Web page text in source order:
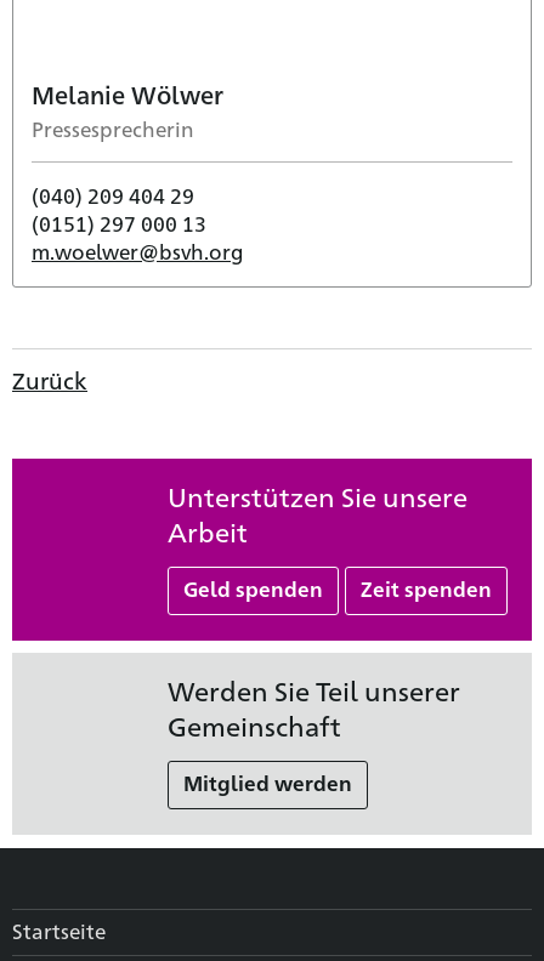
Melanie Wölwer
Pressesprecherin
(040) 209 404 29
(0151) 297 000 13
m.woelwer@bsvh.org
Zurück
Unterstützen Sie unsere
Arbeit
Geld spenden Zeit spenden
Werden Sie Teil unserer
Gemeinschaft
Mitglied werden
Startseite